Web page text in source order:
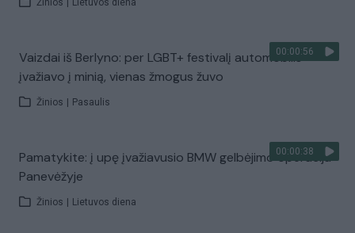
Žinios Lietuvos diena
00:00:56
Vaizdai iš Berlyno: per LGBT+ festivalį automobilis
įvažiavo į minią, vienas žmogus žuvo
Žinios Pasaulis
00:00:38
Pamatykite: į upę įvažiavusio BMW gelbėjimo operacija
Panevėžyje
Žinios Lietuvos diena